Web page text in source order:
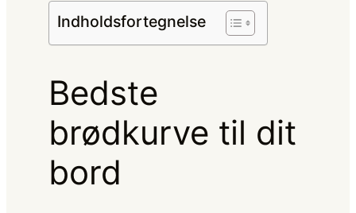
Indholdsfortegnelse
Bedste
brødkurve til dit
bord